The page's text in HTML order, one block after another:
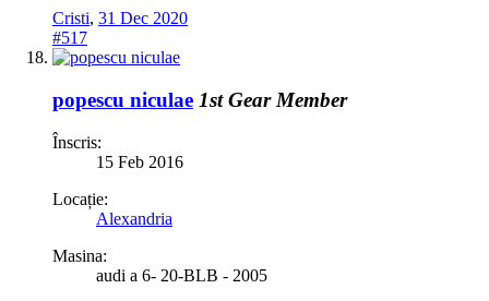
Cristi, 31 Dec 2020
#517
popescu niculae 1st Gear Member
Înscris:
15 Feb 2016
Locație:
Alexandria
Masina:
audi a 6- 20-BLB - 2005